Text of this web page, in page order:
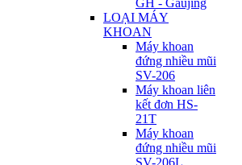
GH - Gaujing
LOẠI MÁY
KHOAN
Máy khoan
đứng nhiều mũi
SV-206
Máy khoan liên
kết đơn HS-
21T
Máy khoan
đứng nhiều mũi
SV-206L